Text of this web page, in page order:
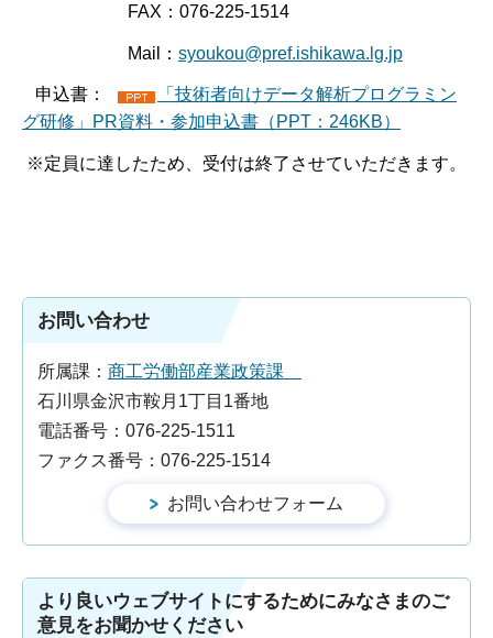
FAX：076-225-1514
Mail： syoukou@pref.ishikawa.lg.jp
申込書：
「技術者向けデータ解析プログラミン
グ研修」PR資料・参加申込書 （PPT：246KB）
※定員に達したため、受付は終了させていただきます。
お問い合わせ
所属課： 商工労働部産業政策課
石川県金沢市鞍月1丁目1番地
電話番号：076-225-1511
ファクス番号：076-225-1514
より良いウェブサイトにするためにみなさまのご
意見をお聞かせください